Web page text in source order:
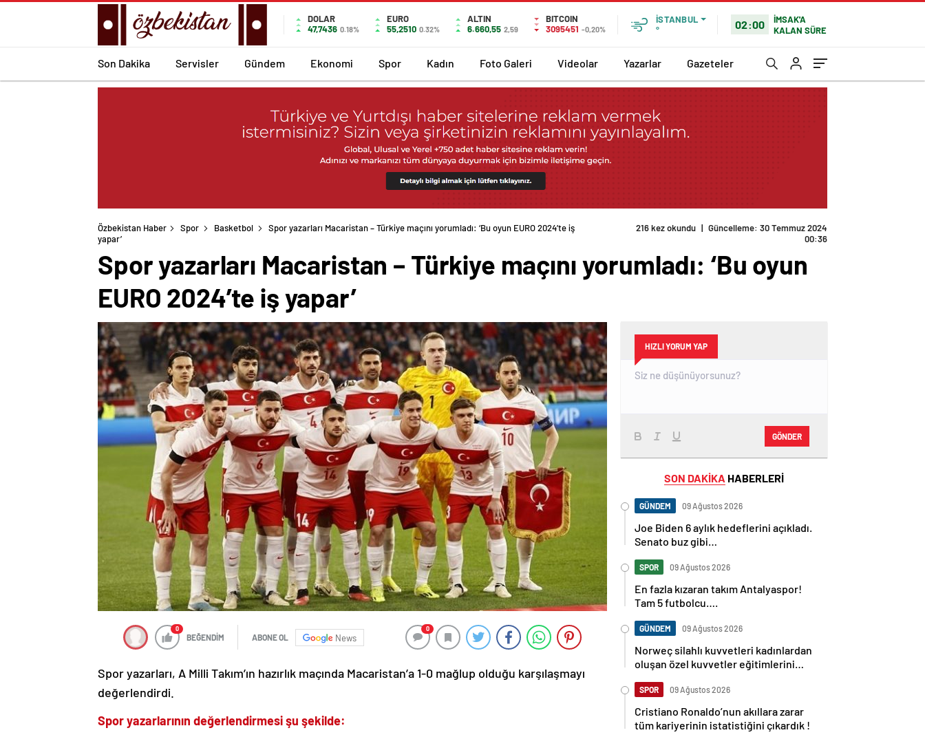
DOLAR
47,7436 0.18%
EURO
55,2510 0.32%
ALTIN
6.660,55 2,59
BITCOIN
3095451 -0,20%
İSTANBUL
°
02:00
İMSAK'A
KALAN SÜRE
Son Dakika Servisler Gündem Ekonomi Spor Kadın Foto Galeri Videolar Yazarlar Gazeteler
Özbekistan Haber Spor Basketbol
Spor yazarları Macaristan – Türkiye maçını yorumladı: ‘Bu oyun EURO 2024’te iş
yapar’
216 kez okundu | Güncelleme: 30 Temmuz 2024
00:36
Spor yazarları Macaristan – Türkiye maçını yorumladı: ‘Bu oyun
EURO 2024’te iş yapar’
0
BEĞENDİM ABONE OL News
0
Spor yazarları, A Milli Takım’ın hazırlık maçında Macaristan’a 1-0 mağlup olduğu karşılaşmayı
değerlendirdi.
Spor yazarlarının değerlendirmesi şu şekilde:
HIZLI YORUM YAP
GÖNDER
SON DAKİKA HABERLERİ
GÜNDEM 09 Ağustos 2026
Joe Biden 6 aylık hedeflerini açıkladı.
Senato buz gibi…
SPOR 09 Ağustos 2026
En fazla kızaran takım Antalyaspor!
Tam 5 futbolcu….
GÜNDEM 09 Ağustos 2026
Norweç silahlı kuvvetleri kadınlardan
oluşan özel kuvvetler eğitimlerini
SPOR 09 Ağustos 2026
Cristiano Ronaldo’nun akıllara zarar
tüm kariyerinin istatistiğini çıkardık !